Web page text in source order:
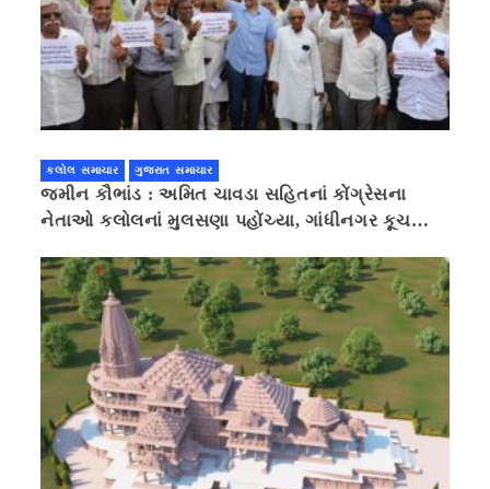
કલોલ સમાચાર ગુજરાત સમાચાર
જમીન કૌભાંડ : અમિત ચાવડા સહિતનાં કોંગ્રેસના
નેતાઓ કલોલનાં મુલસણા પહોંચ્યા, ગાંધીનગર કૂચ